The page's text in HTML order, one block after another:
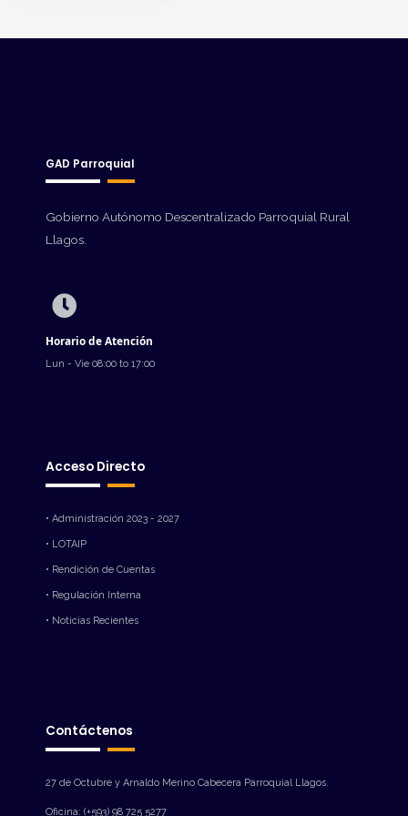
GAD Parroquial
Gobierno Autónomo Descentralizado Parroquial Rural
Llagos.
Horario de Atención
Lun - Vie 08:00 to 17:00
Acceso Directo
• Administración 2023 - 2027
• LOTAIP
• Rendición de Cuentas
• Regulación Interna
• Noticias Recientes
Contáctenos
27 de Octubre y Arnaldo Merino Cabecera Parroquial Llagos.
Oficina: (+593) 98 725 5277